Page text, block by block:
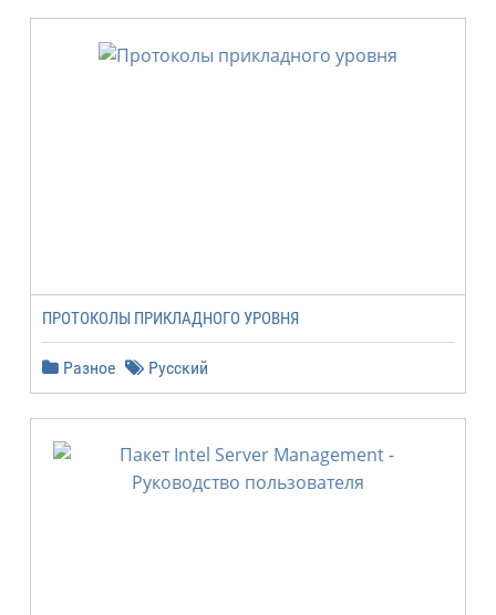
ПРОТОКОЛЫ ПРИКЛАДНОГО УРОВНЯ
Разное Русский